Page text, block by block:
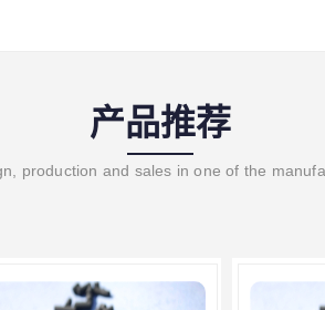
产品推荐
production and sales in one of the